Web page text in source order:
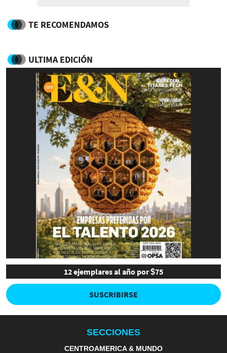
TE RECOMENDAMOS
ULTIMA EDICIÓN
12 ejemplares al año por $75
SUSCRIBIRSE
SECCIONES
CENTROAMERICA & MUNDO